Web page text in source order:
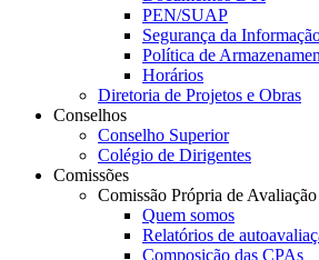
PEN/SUAP
Segurança da
Política de
Horários
Diretoria de Projetos e Obras
Conselhos
Conselho Superior
Colégio de Dirigentes
Comissões
Comissão Própria de Avaliação
Quem somos
Relatórios de
Composição das CPAs